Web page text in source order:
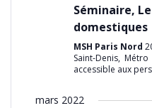
Séminaire,
domestiques
MSH Paris Nord
Saint-Denis,
accessible aux
mars 2022